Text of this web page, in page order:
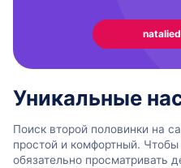
Уникальные
Поиск второй половинки на
простой и комфортный.
обязательно просматривать